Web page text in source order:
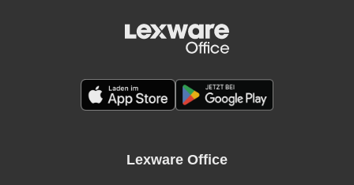
Lexware Office